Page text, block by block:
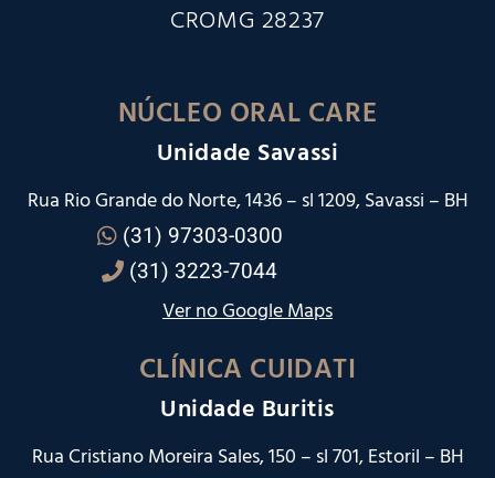
CROMG 28237
NÚCLEO ORAL CARE
Unidade Savassi
Rua Rio Grande do Norte, 1436 – sl 1209, Savassi – BH
(31) 97303-0300
(31) 3223-7044
Ver no Google Maps
CLÍNICA CUIDATI
Unidade Buritis
Rua Cristiano Moreira Sales, 150 – sl 701, Estoril – BH